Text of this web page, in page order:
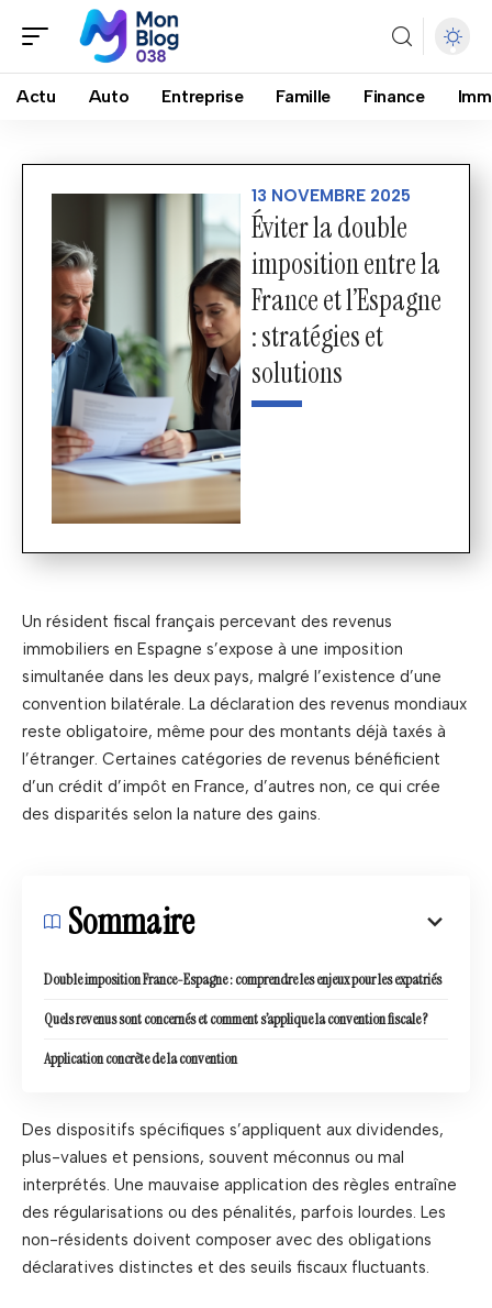
Actu Auto Entreprise Famille Finance
13 NOVEMBRE 2025
Éviter la double
imposition entre la
France et l’Espagne
: stratégies et
solutions
Un résident fiscal français percevant des revenus
immobiliers en Espagne s’expose à une imposition
simultanée dans les deux pays, malgré l’existence d’une
convention bilatérale. La déclaration des revenus mondiaux
reste obligatoire, même pour des montants déjà taxés à
l’étranger. Certaines catégories de revenus bénéficient
d’un crédit d’impôt en France, d’autres non, ce qui crée
des disparités selon la nature des gains.
Sommaire
Double imposition France-Espagne : comprendre les enjeux pour les expatriés
Quels revenus sont concernés et comment s’applique la convention fiscale ?
Application concrète de la convention
Des dispositifs spécifiques s’appliquent aux dividendes,
plus-values et pensions, souvent méconnus ou mal
interprétés. Une mauvaise application des règles entraîne
des régularisations ou des pénalités, parfois lourdes. Les
non-résidents doivent composer avec des obligations
déclaratives distinctes et des seuils fiscaux fluctuants.